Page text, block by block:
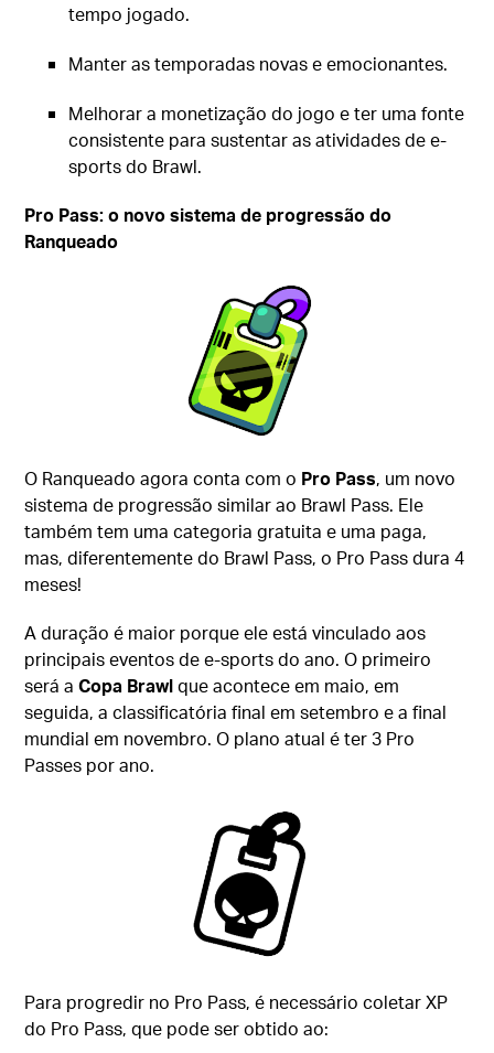
tempo jogado.
Manter as temporadas novas e emocionantes.
Melhorar a monetização do jogo e ter uma fonte
consistente para sustentar as atividades de e-
sports do Brawl.
Pro Pass: o novo sistema de progressão do
Ranqueado
O Ranqueado agora conta com o Pro Pass, um novo
sistema de progressão similar ao Brawl Pass. Ele
também tem uma categoria gratuita e uma paga,
mas, diferentemente do Brawl Pass, o Pro Pass dura 4
meses!
A duração é maior porque ele está vinculado aos
principais eventos de e-sports do ano. O primeiro
será aCopa Brawlque acontece em maio, em
seguida, a classificatória final em setembro e a final
mundial em novembro. O plano atual é ter 3 Pro
Passes por ano.
Para progredir no Pro Pass, é necessário coletar XP
do Pro Pass, que pode ser obtido ao: